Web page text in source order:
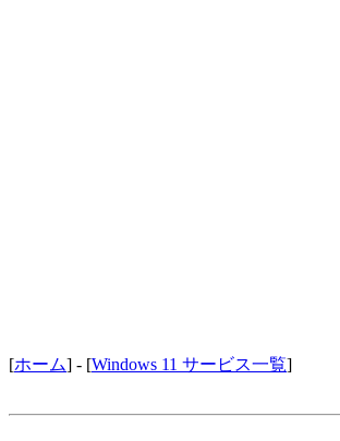
[ホーム] - [Windows 11 サービス一覧]